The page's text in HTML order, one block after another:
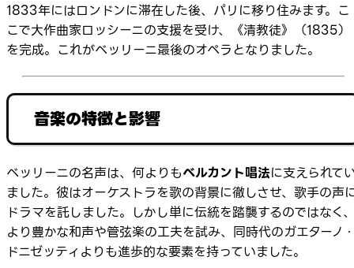
1833年にはロンドンに滞在した後、パリに移り住みます。こ
こで大作曲家ロッシーニの支援を受け、《清教徒》（1835）
を完成。これがベッリーニ最後のオペラとなりました。
音楽の特徴と影響
ベッリーニの名声は、何よりもベルカント唱法に支えられて
ました。彼はオーケストラを歌の背景に徹しさせ、歌手の声
ドラマを託しました。しかし単に伝統を踏襲するのではなく
より豊かな和声や管弦楽の工夫を試み、同時代のガエターノ
ドニゼッティよりも進歩的な要素を持っていました。